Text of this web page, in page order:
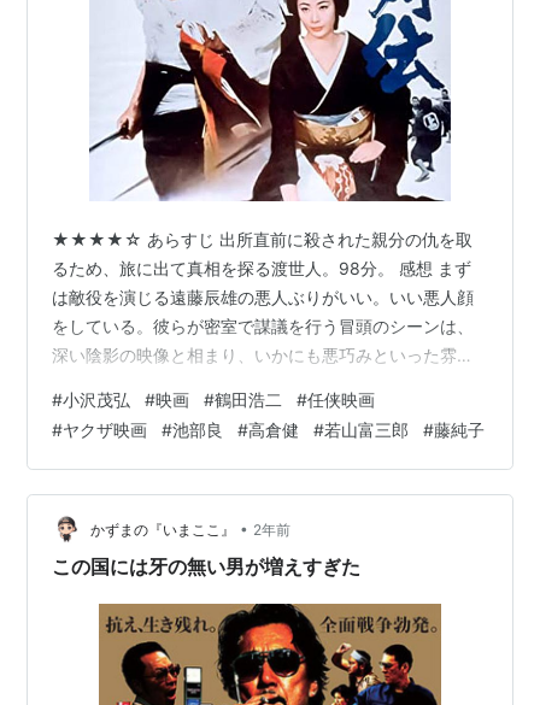
★★★★☆ あらすじ 出所直前に殺された親分の仇を取
るため、旅に出て真相を探る渡世人。98分。 感想 まず
は敵役を演じる遠藤辰雄の悪人ぶりがいい。いい悪人顔
をしている。彼らが密室で謀議を行う冒頭のシーンは、
深い陰影の映像と相まり、いかにも悪巧みといった雰囲
成功し、その仇討ちを誓った主人公は真相を探り始め
る。悪人側はバレるわけがないと自信満々だったのに、
まわりの女たちから秘密がどんどんと漏れていくのは皮
肉だった。 男たちのせっかくの隠蔽工作が水の泡だが、
女たちからすれば彼らが何も情報を共有してくれないの
だから、知らんがな、といったところだろう。…
#小沢茂弘 #映画 #鶴田浩二 #任侠映画
#ヤクザ映画 #池部良 #高倉健 #若山富三郎 #藤純子
かずまの『いまここ』 • 2年前
この国には牙の無い男が増えすぎた